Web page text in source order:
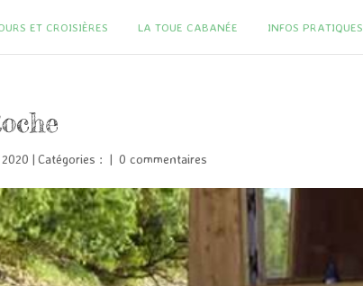
ET CROISIÈRES LA TOUE CABANÉE INFOS PRATIQUES
| Catégories : | 0 commentaires